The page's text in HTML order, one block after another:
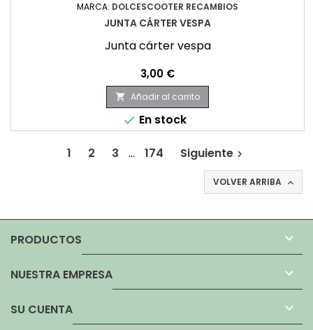
MARCA: DOLCESCOOTER RECAMBIOS
JUNTA CÁRTER VESPA
Junta cárter vespa
Precio
3,00 €
 Añadir al carrito
 En stock
1 2 3 … 174 Siguiente 
VOLVER ARRIBA 
PRODUCTOS 
NUESTRA EMPRESA 
SU CUENTA 